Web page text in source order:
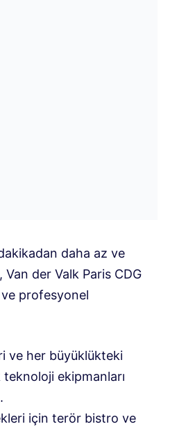
daha az ve
der Valk Paris CDG
ve profesyonel
ve her büyüklükteki
ekipmanları
için terör bistro ve